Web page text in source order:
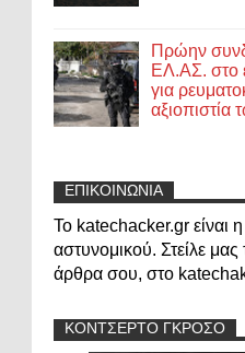
Πρώην
ΕΛ.ΑΣ. στο
για
αξιοπιστία
ΕΠΙΚΟΙΝΩΝΙΑ
Το katechacker.gr είναι
αστυνομικού. Στείλε μας
άρθρα σου, στο
ΚΟΝΤΣΕΡΤΟ ΓΚΡΟΣΟ